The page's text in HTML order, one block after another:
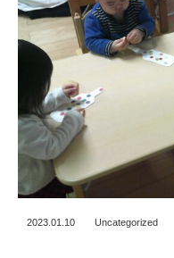
2023.01.10 Uncategorized